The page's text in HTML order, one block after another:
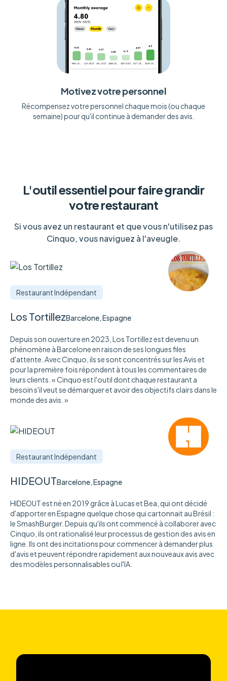
Motivez votre personnel
Récompensez votre personnel chaque mois (ou chaque
semaine) pour qu'il continue à demander des avis.
L'outil essentiel pour faire grandir
votre restaurant
Si vous avez un restaurant et que vous n'utilisez pas
Cinquo, vous naviguez à l'aveugle.
Restaurant Indépendant
Los TortillezBarcelone, Espagne
Depuis son ouverture en 2023, Los Tortillez est devenu un
phénomène à Barcelone en raison de ses longues files
d'attente. Avec Cinquo, ils se sont concentrés sur les Avis et
pour la première fois répondent à tous les commentaires de
leurs clients. « Cinquo est l'outil dont chaque restaurant a
besoin s'il veut se démarquer et avoir des objectifs clairs dans le
monde des avis. »
Restaurant Indépendant
HIDEOUTBarcelone, Espagne
HIDEOUT est né en 2019 grâce à Lucas et Bea, qui ont décidé
d'apporter en Espagne quelque chose qui cartonnait au Brésil :
le SmashBurger. Depuis qu'ils ont commencé à collaborer avec
Cinquo, ils ont rationalisé leur processus de gestion des avis en
ligne. Ils ont des incitations pour commencer à demander plus
d'avis et peuvent répondre rapidement aux nouveaux avis avec
des modèles personnalisables ou l'IA.